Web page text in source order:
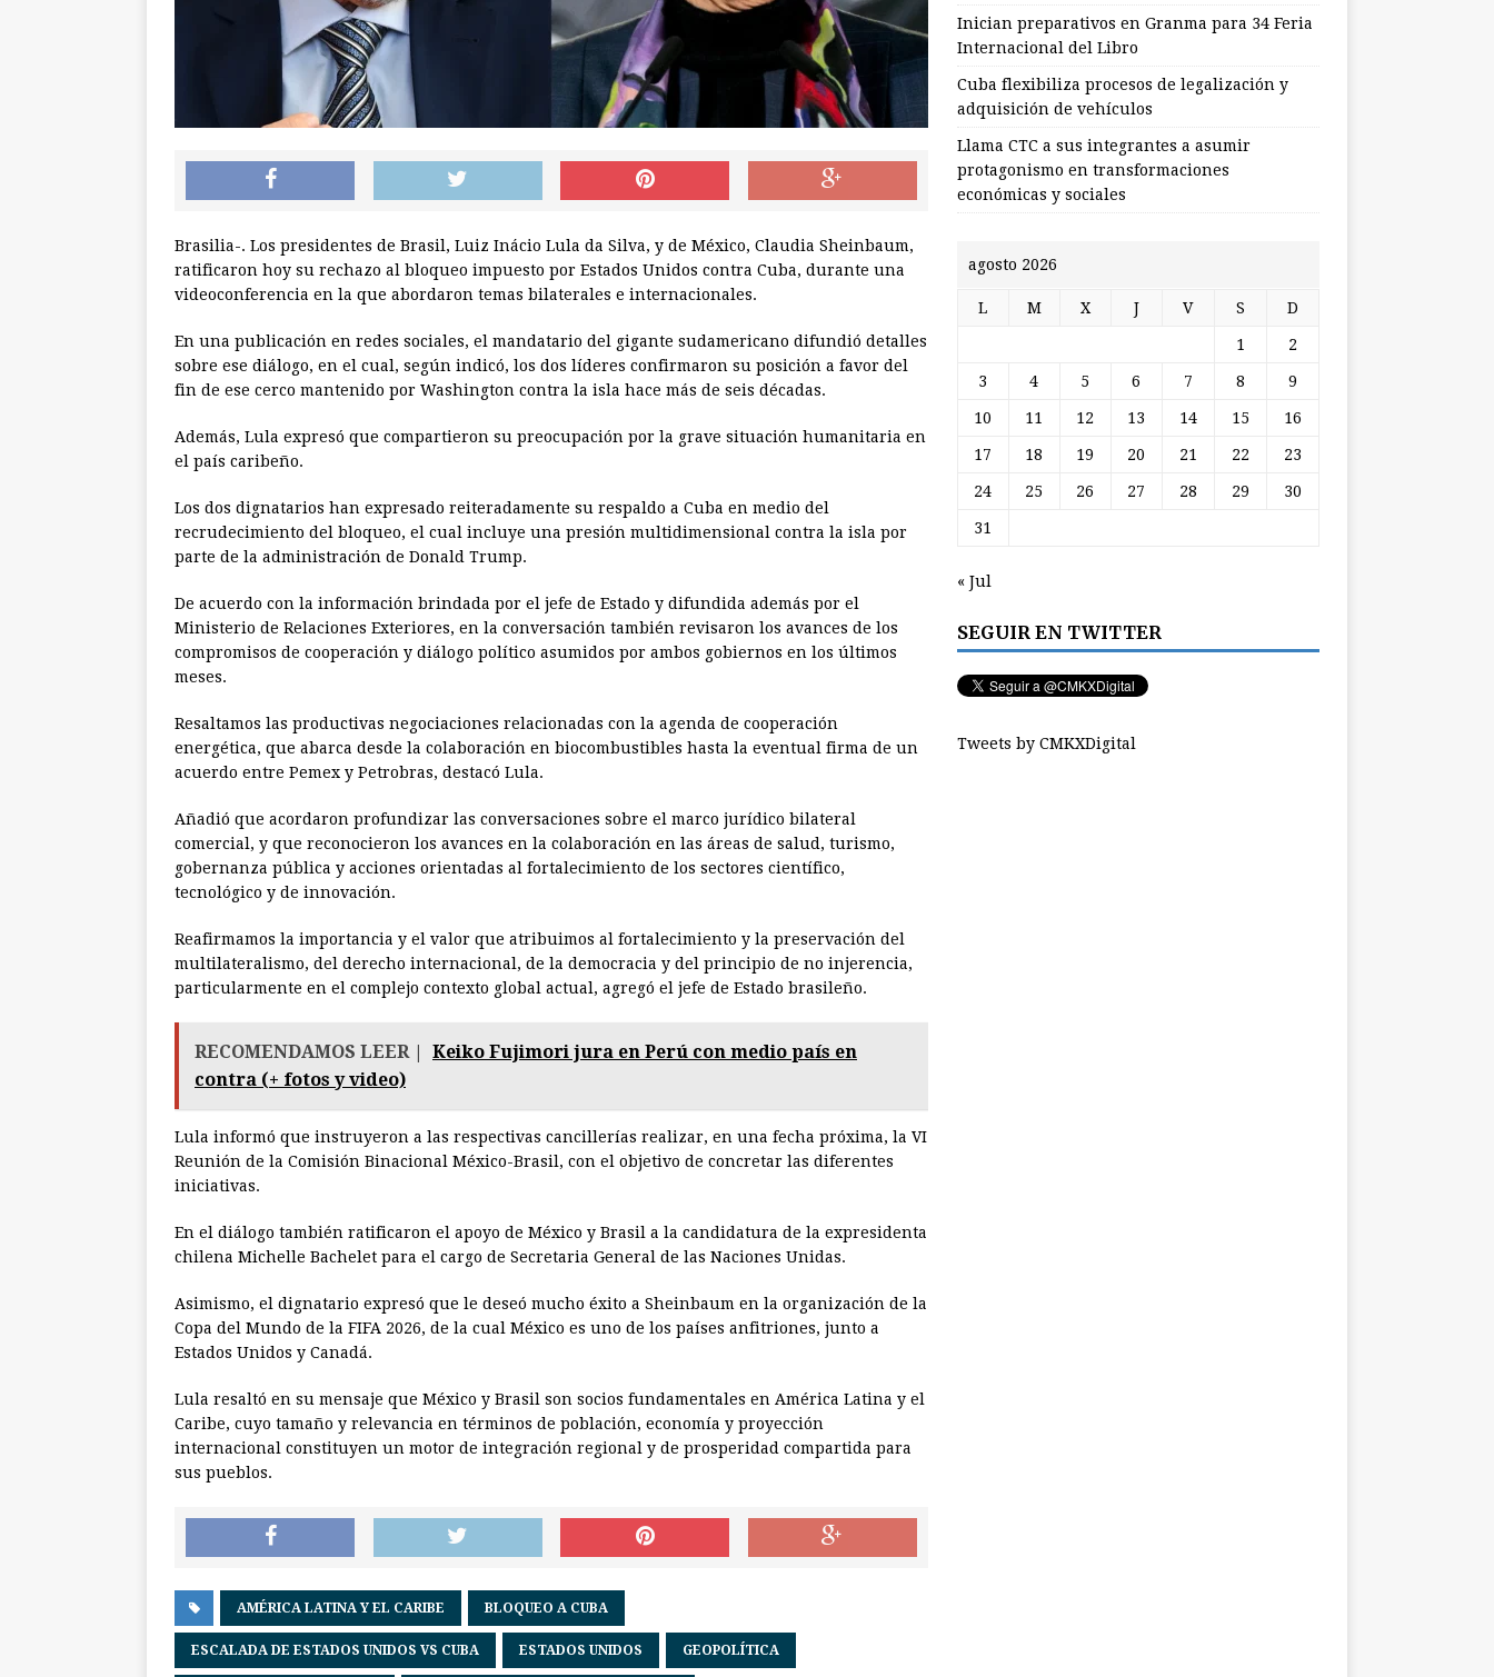
Brasilia-. Los presidentes de Brasil, Luiz Inácio Lula da Silva, y de México, Claudia Sheinbaum,
ratificaron hoy su rechazo al bloqueo impuesto por Estados Unidos contra Cuba, durante una
videoconferencia en la que abordaron temas bilaterales e internacionales.
En una publicación en redes sociales, el mandatario del gigante sudamericano difundió detalles
sobre ese diálogo, en el cual, según indicó, los dos líderes confirmaron su posición a favor del
fin de ese cerco mantenido por Washington contra la isla hace más de seis décadas.
Además, Lula expresó que compartieron su preocupación por la grave situación humanitaria en
el país caribeño.
Los dos dignatarios han expresado reiteradamente su respaldo a Cuba en medio del
recrudecimiento del bloqueo, el cual incluye una presión multidimensional contra la isla por
parte de la administración de Donald Trump.
De acuerdo con la información brindada por el jefe de Estado y difundida además por el
Ministerio de Relaciones Exteriores, en la conversación también revisaron los avances de los
compromisos de cooperación y diálogo político asumidos por ambos gobiernos en los últimos
meses.
Resaltamos las productivas negociaciones relacionadas con la agenda de cooperación
energética, que abarca desde la colaboración en biocombustibles hasta la eventual firma de un
acuerdo entre Pemex y Petrobras, destacó Lula.
Añadió que acordaron profundizar las conversaciones sobre el marco jurídico bilateral
comercial, y que reconocieron los avances en la colaboración en las áreas de salud, turismo,
gobernanza pública y acciones orientadas al fortalecimiento de los sectores científico,
tecnológico y de innovación.
Reafirmamos la importancia y el valor que atribuimos al fortalecimiento y la preservación del
multilateralismo, del derecho internacional, de la democracia y del principio de no injerencia,
particularmente en el complejo contexto global actual, agregó el jefe de Estado brasileño.
RECOMENDAMOS LEER |
Keiko Fujimori jura en Perú con medio país en
contra (+ fotos y video)
Lula informó que instruyeron a las respectivas cancillerías realizar, en una fecha próxima, la VI
Reunión de la Comisión Binacional México-Brasil, con el objetivo de concretar las diferentes
iniciativas.
En el diálogo también ratificaron el apoyo de México y Brasil a la candidatura de la expresidenta
chilena Michelle Bachelet para el cargo de Secretaria General de las Naciones Unidas.
Asimismo, el dignatario expresó que le deseó mucho éxito a Sheinbaum en la organización de la
Copa del Mundo de la FIFA 2026, de la cual México es uno de los países anfitriones, junto a
Estados Unidos y Canadá.
Lula resaltó en su mensaje que México y Brasil son socios fundamentales en América Latina y el
Caribe, cuyo tamaño y relevancia en términos de población, economía y proyección
internacional constituyen un motor de integración regional y de prosperidad compartida para
sus pueblos.
AMÉRICA LATINA Y EL CARIBE BLOQUEO A CUBA
ESCALADA DE ESTADOS UNIDOS VS CUBA ESTADOS UNIDOS GEOPOLÍTICA
Inician preparativos en Granma para 34 Feria
Internacional del Libro
Cuba flexibiliza procesos de legalización y
adquisición de vehículos
Llama CTC a sus integrantes a asumir
protagonismo en transformaciones
económicas y sociales
agosto 2026
L M X J V S D
1 2
3 4 5 6 7 8 9
10 11 12 13 14 15 16
17 18 19 20 21 22 23
24 25 26 27 28 29 30
31
« Jul
SEGUIR EN TWITTER
Tweets by CMKXDigital